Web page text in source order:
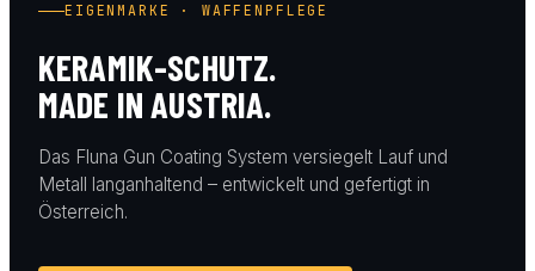
EIGENMARKE · WAFFENPFLEGE
KERAMIK-SCHUTZ.
MADE IN AUSTRIA.
Das Fluna Gun Coating System versiegelt Lauf und
Metall langanhaltend – entwickelt und gefertigt in
Österreich.